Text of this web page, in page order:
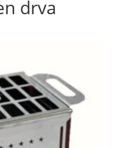
drva